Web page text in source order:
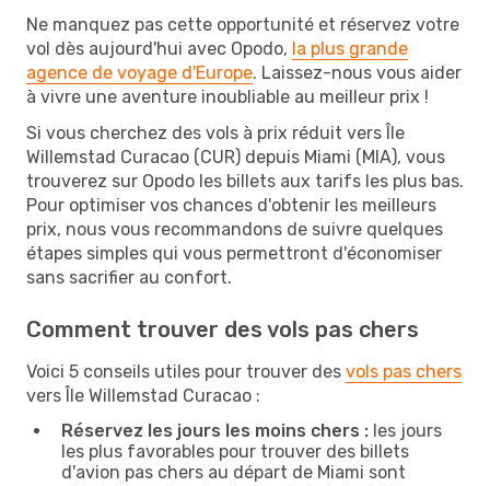
Ne manquez pas cette opportunité et réservez votre
vol dès aujourd'hui avec Opodo, la plus grande
agence de voyage d'Europe. Laissez-nous vous aider
à vivre une aventure inoubliable au meilleur prix !
Si vous cherchez des vols à prix réduit vers Île
Willemstad Curacao (CUR) depuis Miami (MIA), vous
trouverez sur Opodo les billets aux tarifs les plus bas.
Pour optimiser vos chances d'obtenir les meilleurs
prix, nous vous recommandons de suivre quelques
étapes simples qui vous permettront d'économiser
sans sacrifier au confort.
Comment trouver des vols pas chers
Voici 5 conseils utiles pour trouver des vols pas chers
vers Île Willemstad Curacao :
Réservez les jours les moins chers : les jours
les plus favorables pour trouver des billets
d'avion pas chers au départ de Miami sont